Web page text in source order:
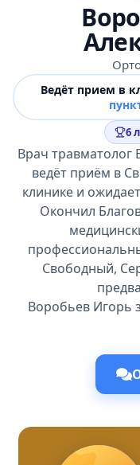
Ведёт прием в
6
Врач травматолог
ведёт приём в
клинике и
Окончил
Свободный,
Воробьев Игорь